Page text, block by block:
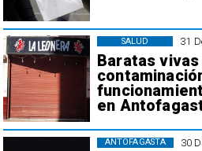
31
Baratas
en
SALUD
30
ANTOFAGASTA